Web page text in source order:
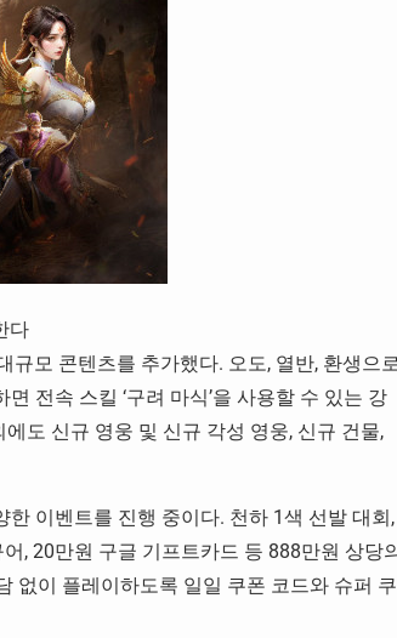
다
규모 콘텐츠를 추가했다. 오도, 열반, 환생으
전속 스킬 ‘구려 마식’을 사용할 수 있는 강
도 신규 영웅 및 신규 각성 영웅, 신규 건물,
한 이벤트를 진행 중이다. 천하 1색 선발 대회,
, 20만원 구글 기프트카드 등 888만원 상당
없이 플레이하도록 일일 쿠폰 코드와 슈퍼 쿠